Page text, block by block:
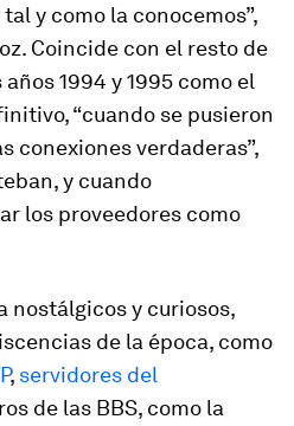
y como la conocemos”,
Coincide con el resto de
1994 y 1995 como el
“cuando se pusieron
conexiones verdaderas”,
y cuando
los proveedores como
nostálgicos y curiosos,
de la época, como
, servidores del
de las BBS, como la